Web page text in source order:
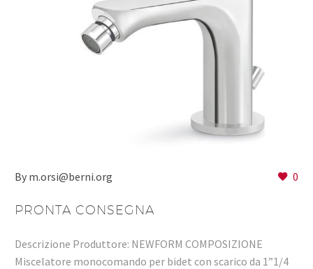
0
By m.orsi@berni.org
PRONTA CONSEGNA
Descrizione Produttore: NEWFORM COMPOSIZIONE
Miscelatore monocomando per bidet con scarico da 1”1/4